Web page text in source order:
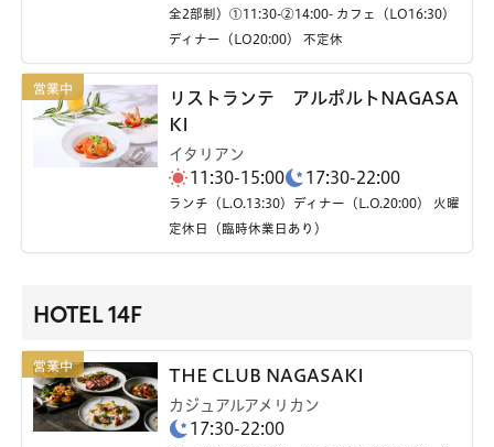
全2部制）①11:30-②14:00- カフェ（LO16:30）
ディナー（LO20:00） 不定休
リストランテ アルポルトNAGASA
KI
イタリアン
11:30-15:00 17:30-22:00
ランチ（L.O.13:30）ディナー（L.O.20:00） 火曜
定休日（臨時休業日あり）
HOTEL 14F
THE CLUB NAGASAKI
カジュアルアメリカン
17:30-22:00